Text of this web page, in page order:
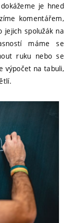
je hned
komentářem,
jejich spolužák na
máme se
ruku nebo se
výpočet na tabuli,